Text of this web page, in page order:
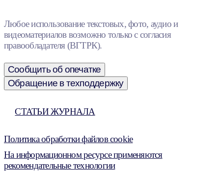
Любое использование текстовых, фото, аудио и
видеоматериалов возможно только с согласия
правообладателя (ВГТРК).
Сообщить об опечатке
Обращение в техподдержку
СТАТЬИ ЖУРНАЛА
Политика обработки файлов cookie
На информационном ресурсе применяются
рекомендательные технологии